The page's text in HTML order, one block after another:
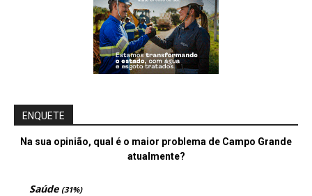
ENQUETE
Na sua opinião, qual é o maior problema de Campo Grande
atualmente?
Saúde (31%)